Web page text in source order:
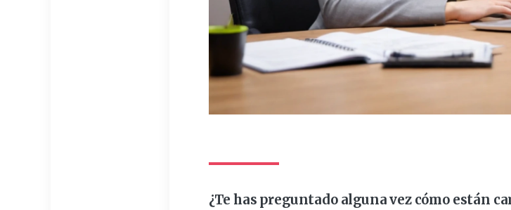
¿Te has preguntado alguna vez cómo están